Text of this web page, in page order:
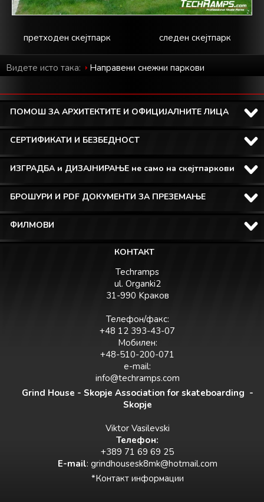
следен скејтпарк
претходен скејтпарк
Видете исто така: Направени снежни паркови
ПОМОШ ЗА АРХИТЕКТИТЕ И ОФИЦИЈАЛНИТЕ ЛИЦА
СЕРТИФИКАТИ И БЕЗБЕДНОСТ
ИЗГРАДБА и ДИЗАЈНИРАЊЕ не само на скејтпаркови
БРОШУРИ И PDF ДОКУМЕНТИ ЗА ПРЕЗЕМАЊЕ
ФИЛМОВИ
КОНТАКТ
Techramps
ul. Organki2
31-990 Kраков
Телефон/факс:
+48 12 393-43-07
Мобилен:
+48-510-200-071
e-mail:
info@techramps.com
Grind House - Skopje Association for skateboarding -
Skopje
Viktor Vasilevski
Teлефон:
+389 71 69 69 25
E-mail: grindhousesk8mk@hotmail.com
*Контакт информации